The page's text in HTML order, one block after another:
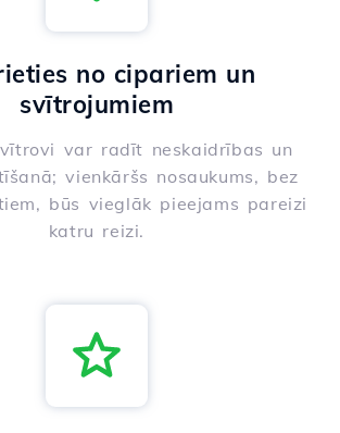
no cipariem un
svītrojumiem
var radīt neskaidrības un
vienkāršs nosaukums, bez
būs vieglāk pieejams pareizi
katru reizi.